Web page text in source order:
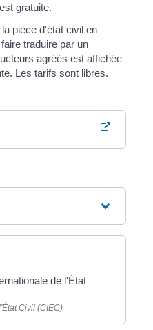
gratuite.
pièce d'état civil en
traduire par un
agréés est affichée
Les tarifs sont libres.
de l'État
Civil (CIEC)